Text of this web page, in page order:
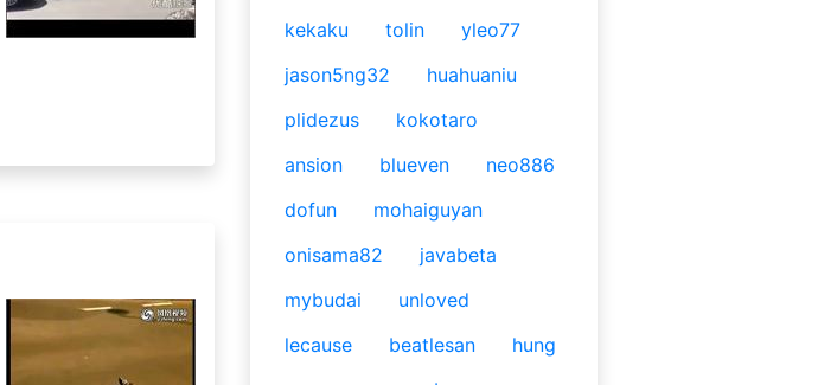
kekaku
tolin
yleo77
jason5ng32
huahuaniu
plidezus
kokotaro
ansion
blueven
neo886
dofun
mohaiguyan
onisama82
javabeta
mybudai
unloved
lecause
beatlesan
hung